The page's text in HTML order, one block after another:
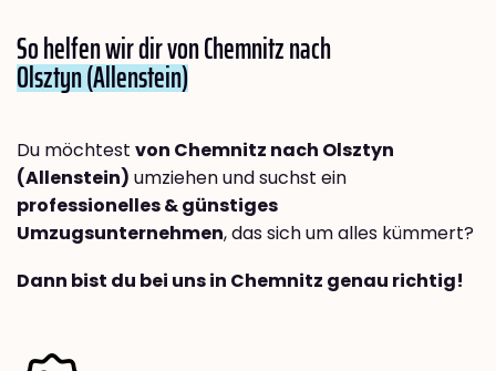
So helfen wir dir von Chemnitz nach
Olsztyn (Allenstein)
Du möchtest von Chemnitz nach Olsztyn
(Allenstein) umziehen und suchst ein
professionelles & günstiges
Umzugsunternehmen, das sich um alles kümmert?
Dann bist du bei uns in Chemnitz genau richtig!